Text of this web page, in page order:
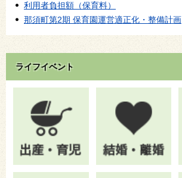
利用者負担額（保育料）
那須町第2期 保育園運営適正化・整備計画
ライフイベント